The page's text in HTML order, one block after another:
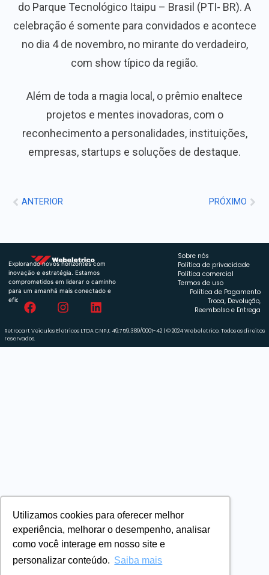
Utilizamos cookies para oferecer melhor
experiência, melhorar o desempenho, analisar
como você interage em nosso site e
personalizar conteúdo. Saiba mais
do Parque Tecnológico Itaipu – Brasil (PTI- BR). A
celebração é somente para convidados e acontece
no dia 4 de novembro, no mirante do verdadeiro,
com show típico da região.
Além de toda a magia local, o prêmio enaltece
projetos e mentes inovadoras, com o
reconhecimento a personalidades, instituições,
empresas, startups e soluções de destaque.
ANTERIOR PRÓXIMO
Explorando novos horizontes com
inovação e estratégia. Estamos
comprometidos em liderar o caminho
para um amanhã mais conectado e
eficiente.
Sobre nós
Política de privacidade
Política comercial
Termos de uso
Política de Pagamento
Troca, Devolução,
Reembolso e Entrega
Retrocart Veiculos Eletricos LTDA CNPJ: 49.759.389/0001-42 | © 2024 Webeletrico. Todos os direitos
reservados.